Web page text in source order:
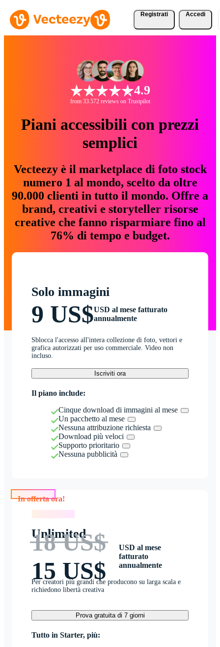
Registrati Accedi
4.9
from 33.572 reviews on Trustpilot
Piani accessibili con prezzi
semplici
Vecteezy è il marketplace di foto stock
numero 1 al mondo, scelto da oltre
90.000 clienti in tutto il mondo. Offre a
brand, creativi e storyteller risorse
creative che fanno risparmiare fino al
76% di tempo e budget.
Solo immagini
9 US$USD al mese fatturato
annualmente
Sblocca l'accesso all'intera collezione di foto, vettori e
grafica autorizzati per uso commerciale. Video non
incluso.
Iscriviti ora
Il piano include:
Cinque download di immagini al mese
Un pacchetto al mese
Nessuna attribuzione richiesta
Download più veloci
Supporto prioritario
Nessuna pubblicità
Unlimited
18 US$
15 US$
USD al mese
fatturato
annualmente
Per creatori più grandi che producono su larga scala e
richiedono libertà creativa
Prova gratuita di 7 giorni
Tutto in Starter, più: